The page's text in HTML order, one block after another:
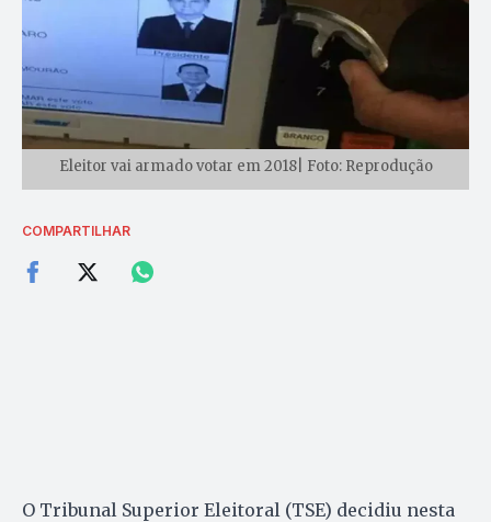
Eleitor vai armado votar em 2018| Foto: Reprodução
COMPARTILHAR
O Tribunal Superior Eleitoral (TSE) decidiu nesta